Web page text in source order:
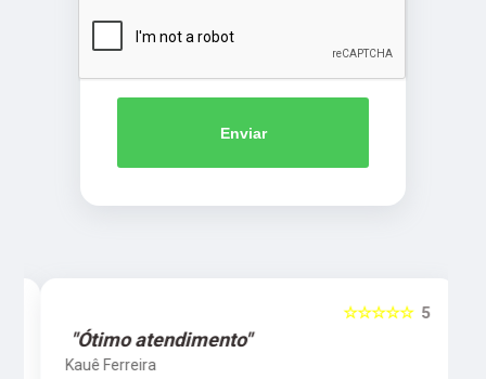
Enviar
5
☆☆☆☆☆
"Ótimo atendimento"
Kauê Ferreira